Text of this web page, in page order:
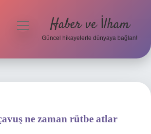
menüyü
Haber ve İlham
Güncel hikayelerle dünyaya bağlan!
ne zaman rütbe atlar